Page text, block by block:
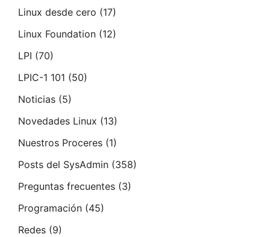
Linux desde cero (17)
Linux Foundation (12)
LPI (70)
LPIC-1 101 (50)
Noticias (5)
Novedades Linux (13)
Nuestros Proceres (1)
Posts del SysAdmin (358)
Preguntas frecuentes (3)
Programación (45)
Redes (9)